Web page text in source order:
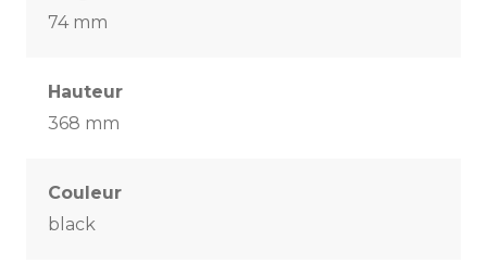
74 mm
Hauteur
368 mm
Couleur
black